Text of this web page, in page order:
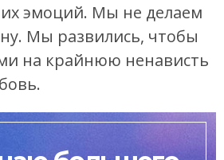
эмоций. Мы не делаем
Мы развились, чтобы
на крайнюю ненависть